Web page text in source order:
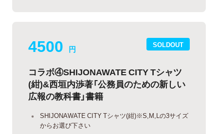
SOLDOUT
4500 円
コラボ④SHIJONAWATE CITY Tシャツ
(紺)&西垣内渉著「公務員のための新しい
広報の教科書」書籍
SHIJONAWATE CITY Tシャツ(紺)※S,M,Lの3サイズ
からお選び下さい